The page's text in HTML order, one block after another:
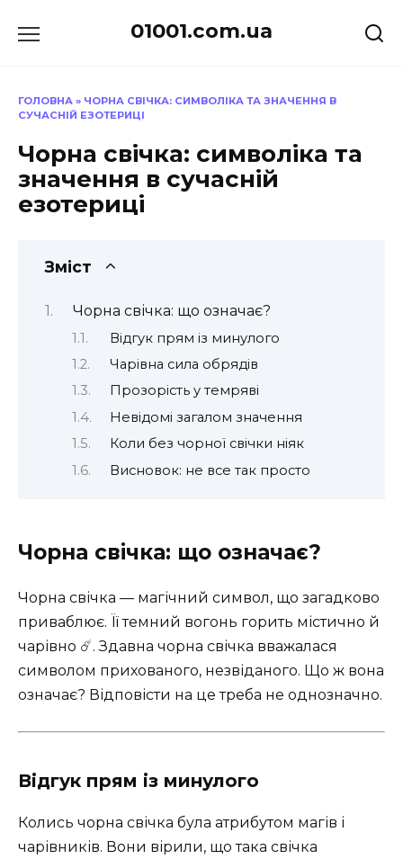
до
01001.com.ua
ГОЛОВНА » ЧОРНА СВІЧКА: СИМВОЛІКА ТА ЗНАЧЕННЯ В
СУЧАСНІЙ ЕЗОТЕРИЦІ
Чорна свічка: символіка та
значення в сучасній
езотериці
Зміст
Чорна свічка: що означає?
Відгук прям із минулого
Чарівна сила обрядів
Прозорість у темряві
Невідомі загалом значення
Коли без чорної свічки ніяк
Висновок: не все так просто
Чорна свічка: що означає?
Чорна свічка — магічний символ, що загадково
приваблює. Її темний вогонь горить містично й
чарівно ☄️. Здавна чорна свічка вважалася
символом прихованого, незвіданого. Що ж вона
означає? Відповісти на це треба не однозначно.
Відгук прям із минулого
Колись чорна свічка була атрибутом магів і
чарівників. Вони вірили, що така свічка